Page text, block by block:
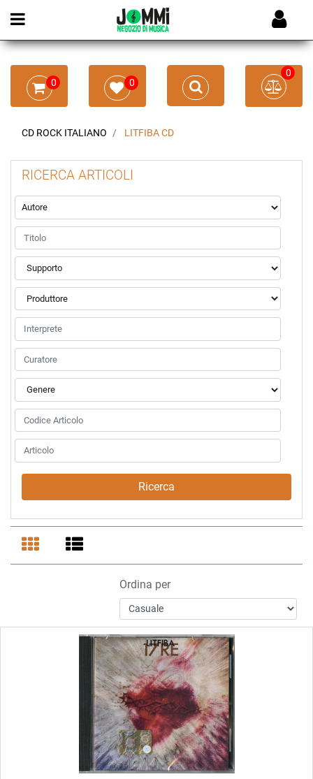
Open menu
0 0
0
CD ROCK ITALIANO LITFIBA CD
RICERCA ARTICOLI
La modifica di un filtro aggiorna automaticamente gli altri
Ordina per